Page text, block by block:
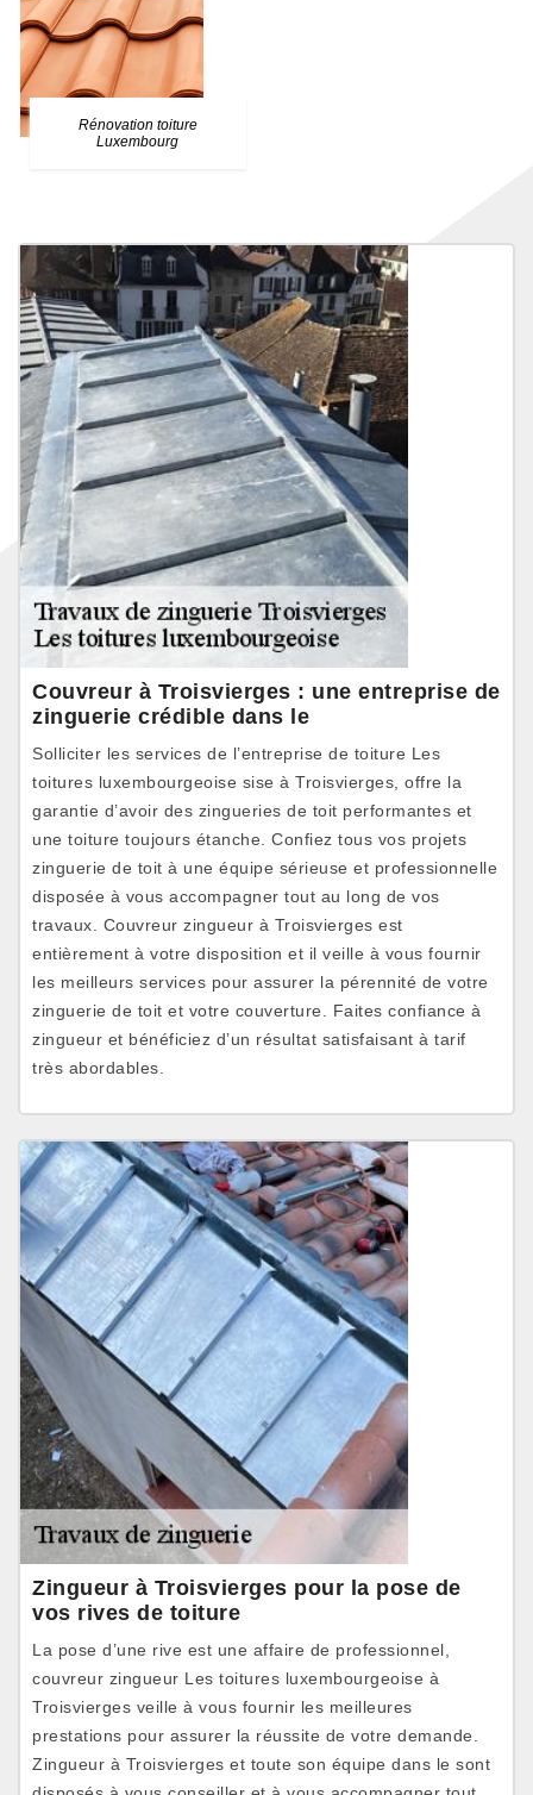
Rénovation toiture
Luxembourg
Couvreur à Troisvierges : une entreprise de
zinguerie crédible dans le
Solliciter les services de l’entreprise de toiture Les
toitures luxembourgeoise sise à Troisvierges, offre la
garantie d’avoir des zingueries de toit performantes et
une toiture toujours étanche. Confiez tous vos projets
zinguerie de toit à une équipe sérieuse et professionnelle
disposée à vous accompagner tout au long de vos
travaux. Couvreur zingueur à Troisvierges est
entièrement à votre disposition et il veille à vous fournir
les meilleurs services pour assurer la pérennité de votre
zinguerie de toit et votre couverture. Faites confiance à
zingueur et bénéficiez d’un résultat satisfaisant à tarif
très abordables.
Zingueur à Troisvierges pour la pose de
vos rives de toiture
La pose d’une rive est une affaire de professionnel,
couvreur zingueur Les toitures luxembourgeoise à
Troisvierges veille à vous fournir les meilleures
prestations pour assurer la réussite de votre demande.
Zingueur à Troisvierges et toute son équipe dans le sont